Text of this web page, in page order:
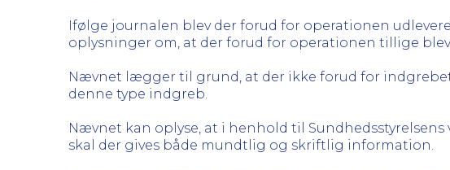
Ifølge journalen blev der forud for operationen
oplysninger om, at der forud for operationen tillige
Nævnet lægger til grund, at der ikke forud for
denne type indgreb.
Nævnet kan oplyse, at i henhold til
skal der gives både mundtlig og skriftlig information.